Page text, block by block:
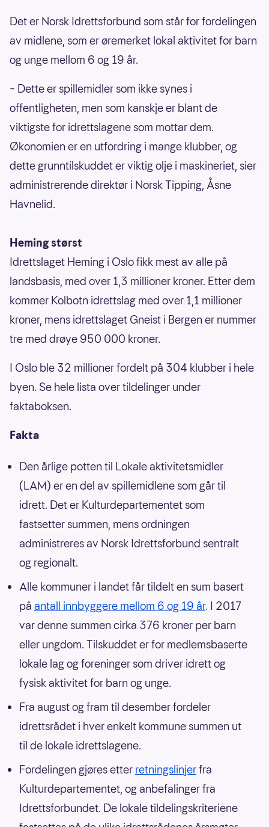
Det er Norsk Idrettsforbund som står for fordelingen
av midlene, som er øremerket lokal aktivitet for barn
og unge mellom 6 og 19 år.
– Dette er spillemidler som ikke synes i
offentligheten, men som kanskje er blant de
viktigste for idrettslagene som mottar dem.
Økonomien er en utfordring i mange klubber, og
dette grunntilskuddet er viktig olje i maskineriet, sier
administrerende direktør i Norsk Tipping, Åsne
Havnelid.
Heming størst
Idrettslaget Heming i Oslo fikk mest av alle på
landsbasis, med over 1,3 millioner kroner. Etter dem
kommer Kolbotn idrettslag med over 1,1 millioner
kroner, mens idrettslaget Gneist i Bergen er nummer
tre med drøye 950 000 kroner.
I Oslo ble 32 millioner fordelt på 304 klubber i hele
byen. Se hele lista over tildelinger under
faktaboksen.
Fakta
Den årlige potten til Lokale aktivitetsmidler
(LAM) er en del av spillemidlene som går til
idrett. Det er Kulturdepartementet som
fastsetter summen, mens ordningen
administreres av Norsk Idrettsforbund sentralt
og regionalt.
Alle kommuner i landet får tildelt en sum basert
på antall innbyggere mellom 6 og 19 år. I 2017
var denne summen cirka 376 kroner per barn
eller ungdom. Tilskuddet er for medlemsbaserte
lokale lag og foreninger som driver idrett og
fysisk aktivitet for barn og unge.
Fra august og fram til desember fordeler
idrettsrådet i hver enkelt kommune summen ut
til de lokale idrettslagene.
Fordelingen gjøres etter retningslinjerfra
Kulturdepartementet, og anbefalinger fra
Idrettsforbundet. De lokale tildelingskriteriene